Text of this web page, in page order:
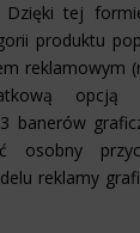
Dzięki tej
produktu
reklamowym
opcją
banerów
osobny
reklamy